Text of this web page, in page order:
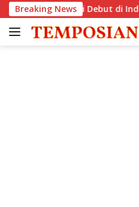
Langsung
ke
konten
Breaking News
Debut di Indonesia